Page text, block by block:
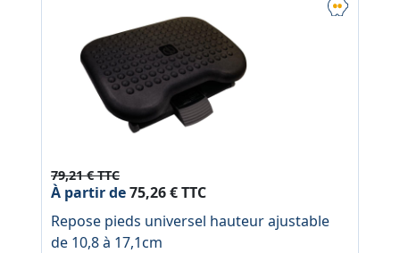
79,21 € TTC
À partir de75,26 € TTC
Repose pieds universel hauteur ajustable
de 10,8 à 17,1cm